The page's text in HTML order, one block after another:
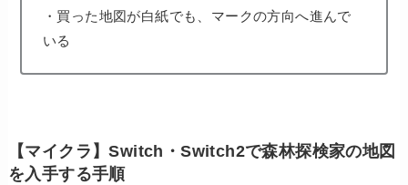
・買った地図が白紙でも、マークの方向へ進んで
いる
【マイクラ】Switch・Switch2で森林探検家の地図
を入手する手順